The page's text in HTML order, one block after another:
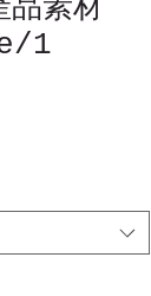
素材
1